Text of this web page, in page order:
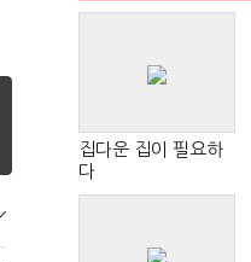
집다운 집이 필요하
다